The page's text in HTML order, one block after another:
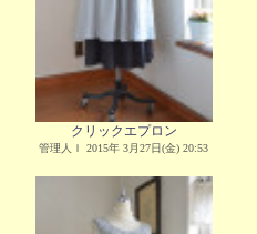
クリックエプロン
管理人Ｉ 2015年 3月27日(金) 20:53